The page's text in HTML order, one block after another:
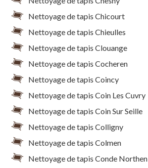
Nettoyage de tapis Chicourt
Nettoyage de tapis Chieulles
Nettoyage de tapis Clouange
Nettoyage de tapis Cocheren
Nettoyage de tapis Coincy
Nettoyage de tapis Coin Les Cuvry
Nettoyage de tapis Coin Sur Seille
Nettoyage de tapis Colligny
Nettoyage de tapis Colmen
Nettoyage de tapis Conde Northen